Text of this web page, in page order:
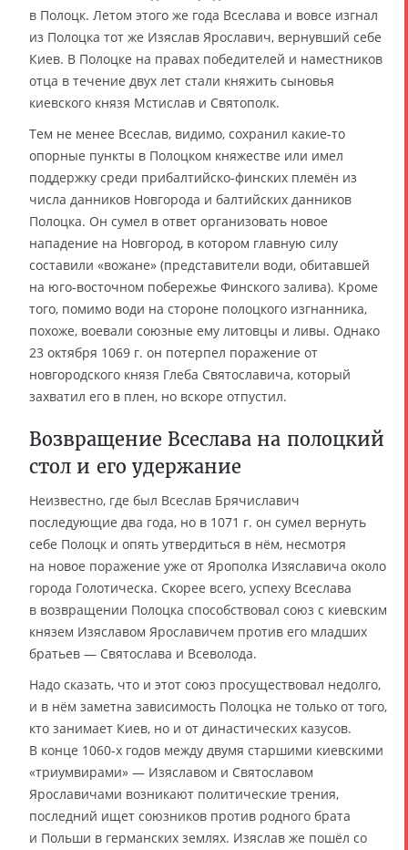
в Полоцк. Летом этого же года Всеслава и вовсе изгнал
из Полоцка тот же Изяслав Ярославич, вернувший себе
Киев. В Полоцке на правах победителей и наместников
отца в течение двух лет стали княжить сыновья
киевского князя Мстислав и Святополк.
Тем не менее Всеслав, видимо, сохранил какие-то
опорные пункты в Полоцком княжестве или имел
поддержку среди прибалтийско-финских племён из
числа данников Новгорода и балтийских данников
Полоцка. Он сумел в ответ организовать новое
нападение на Новгород, в котором главную силу
составили «вожане» (представители води, обитавшей
на юго-восточном побережье Финского залива). Кроме
того, помимо води на стороне полоцкого изгнанника,
похоже, воевали союзные ему литовцы и ливы. Однако
23 октября 1069 г. он потерпел поражение от
новгородского князя Глеба Святославича, который
захватил его в плен, но вскоре отпустил.
Возвращение Всеслава на полоцкий
стол и его удержание
Неизвестно, где был Всеслав Брячиславич
последующие два года, но в 1071 г. он сумел вернуть
себе Полоцк и опять утвердиться в нём, несмотря
на новое поражение уже от Ярополка Изяславича около
города Голотическа. Скорее всего, успеху Всеслава
в возвращении Полоцка способствовал союз с киевским
князем Изяславом Ярославичем против его младших
братьев — Святослава и Всеволода.
Надо сказать, что и этот союз просуществовал недолго,
и в нём заметна зависимость Полоцка не только от того,
кто занимает Киев, но и от династических казусов.
В конце 1060-х годов между двумя старшими киевскими
«триумвирами» ― Изяславом и Святославом
Ярославичами возникают политические трения,
последний ищет союзников против родного брата
и Польши в германских землях. Изяслав же пошёл со